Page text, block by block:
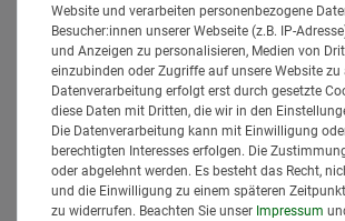
BLUELINE
Frontladerzinken mit
konischer Mutter
181009, 241161
47,95 € *
18900
32,95
Website und verarbeiten personenbezogene
Besucher:innen unserer Webseite (z.B. IP-
und Anzeigen zu personalisieren, Medien von
einzubinden oder Zugriffe auf unsere Website zu
Datenverarbeitung erfolgt erst durch gesetzte
diese Daten mit Dritten, die wir in den
Die Datenverarbeitung kann mit Einwilligung
berechtigten Interesses erfolgen. Die
oder abgelehnt werden. Es besteht das Recht,
und die Einwilligung zu einem späteren
zu widerrufen. Beachten Sie unser Impressum